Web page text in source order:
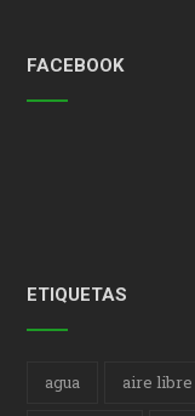
FACEBOOK
ETIQUETAS
agua aire libre